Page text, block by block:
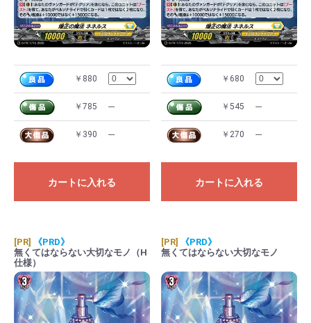
￥880
￥785 ---
￥390 ---
カートに入れる
￥680
￥545 ---
￥270 ---
カートに入れる
[PR]
《PRD》
無くてはならない大切なモノ（H
仕様）
[PR]
《PRD》
無くてはならない大切なモノ